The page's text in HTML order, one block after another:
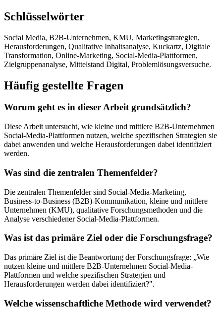
Schlüsselwörter
Social Media, B2B-Unternehmen, KMU, Marketingstrategien,
Herausforderungen, Qualitative Inhaltsanalyse, Kuckartz, Digitale
Transformation, Online-Marketing, Social-Media-Plattformen,
Zielgruppenanalyse, Mittelstand Digital, Problemlösungsversuche.
Häufig gestellte Fragen
Worum geht es in dieser Arbeit grundsätzlich?
Diese Arbeit untersucht, wie kleine und mittlere B2B-Unternehmen
Social-Media-Plattformen nutzen, welche spezifischen Strategien sie
dabei anwenden und welche Herausforderungen dabei identifiziert
werden.
Was sind die zentralen Themenfelder?
Die zentralen Themenfelder sind Social-Media-Marketing,
Business-to-Business (B2B)-Kommunikation, kleine und mittlere
Unternehmen (KMU), qualitative Forschungsmethoden und die
Analyse verschiedener Social-Media-Plattformen.
Was ist das primäre Ziel oder die Forschungsfrage?
Das primäre Ziel ist die Beantwortung der Forschungsfrage: „Wie
nutzen kleine und mittlere B2B-Unternehmen Social-Media-
Plattformen und welche spezifischen Strategien und
Herausforderungen werden dabei identifiziert?".
Welche wissenschaftliche Methode wird verwendet?